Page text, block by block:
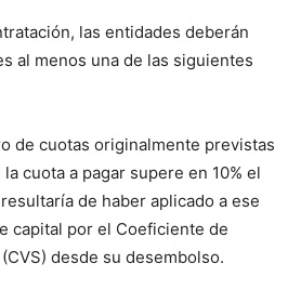
las entidades deberán
al menos una de las siguientes
de cuotas originalmente previstas
cuota a pagar supere en 10% el
de haber aplicado a ese
capital por el Coeficiente de
desde su desembolso.